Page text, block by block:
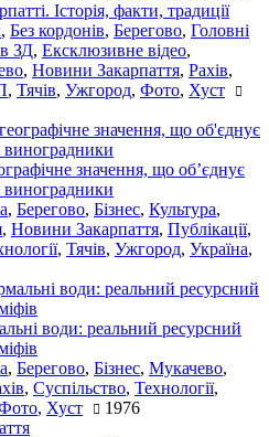
Історія, факти, традиції
, Без кордонів, Берегово, Головні
ЗД, Ексклюзивне відео,
, Новини Закарпаття, Рахів,
, Тячів, Ужгород, Фото, Хуст
значення, що об’єднує
виноградники
, Берегово, Бізнес, Культура,
, Новини Закарпаття, Публікації,
, Тячів, Ужгород, Україна,
води: реальний ресурсний
, Берегово, Бізнес, Мукачево,
, Суспільство, Технології,
, Хуст 1976